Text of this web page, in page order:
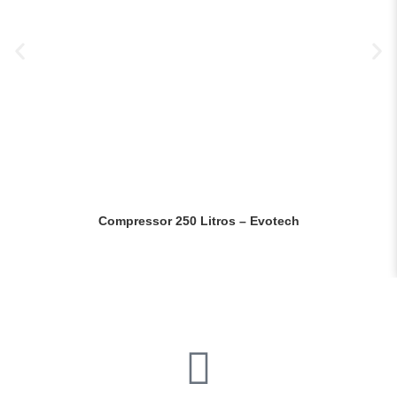
Compressor 250 Litros – Evotech